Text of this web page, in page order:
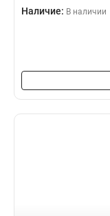
Наличие: В наличии